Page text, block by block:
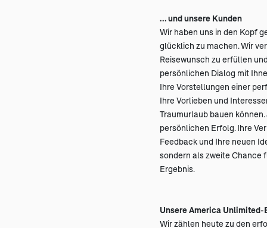
... und unsere Kunden
Wir haben uns in den Kopf
glücklich zu machen. Wir
Reisewunsch zu erfüllen
persönlichen Dialog mit
Ihre Vorstellungen einer
Ihre Vorlieben und
Traumurlaub bauen
persönlichen Erfolg. Ihre
Feedback und Ihre neuen
sondern als zweite Chance
Ergebnis.
Unsere America
Wir zählen heute zu den